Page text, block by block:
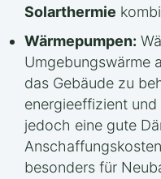
Solarthermie
Wärmepumpen:
Umgebungswärme
das Gebäude zu
energieeffizient
jedoch eine gute
besonders für